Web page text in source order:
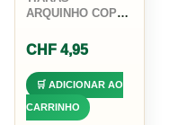
ARQUINHO COPA
BANDEIRA BRASIL
FUTEBOL
CHF 4,95
🛒 ADICIONAR AO
CARRINHO